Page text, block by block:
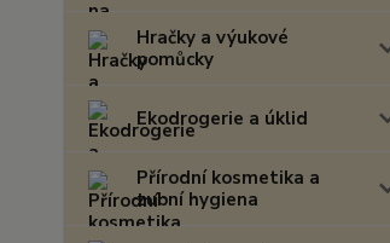
Hračky a výukové
pomůcky
Ekodrogerie a úklid
Přírodní kosmetika a
zubní hygiena